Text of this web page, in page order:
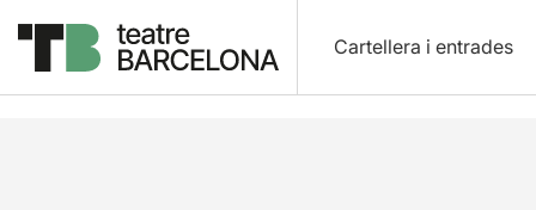
Cartellera i entrades